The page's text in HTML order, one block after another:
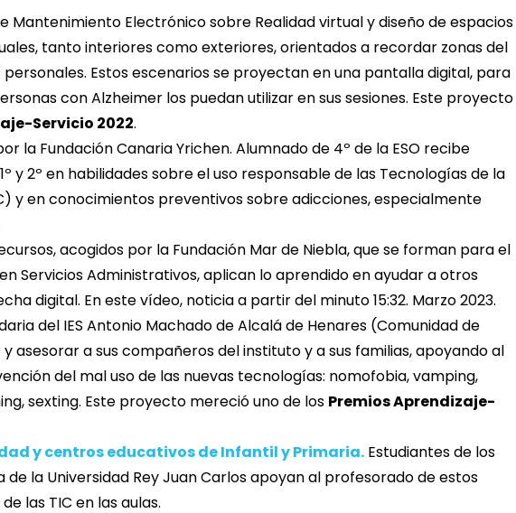
Mantenimiento Electrónico sobre Realidad virtual y diseño de espacios
tanto interiores como exteriores, orientados a recordar zonas del
Estos escenarios se proyectan en una pantalla digital, para
con Alzheimer los puedan utilizar en sus sesiones. Este proyecto
Servicio 2022.
la Fundación Canaria Yrichen. Alumnado de 4º de la ESO recibe
y 2º en habilidades sobre el uso responsable de las Tecnologías de la
y en conocimientos preventivos sobre adicciones, especialmente
acogidos por la Fundación Mar de Niebla, que se forman para el
Servicios Administrativos, aplican lo aprendido en ayudar a otros
digital. En este vídeo, noticia a partir del minuto 15:32. Marzo 2023.
del IES Antonio Machado de Alcalá de Henares (Comunidad de
asesorar a sus compañeros del instituto y a sus familias, apoyando al
del mal uso de las nuevas tecnologías: nomofobia, vamping,
sexting. Este proyecto mereció uno de los Premios Aprendizaje-
y centros educativos de Infantil y Primaria. Estudiantes de los
la Universidad Rey Juan Carlos apoyan al profesorado de estos
las TIC en las aulas.